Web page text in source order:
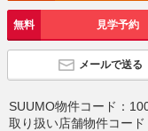
無料 見学予約
メールで送る
SUUMO物件コード：
取り扱い店舗物件コード